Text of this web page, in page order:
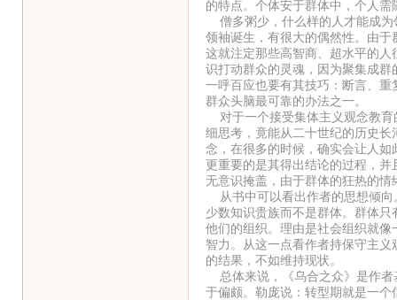
的特点。个体安于群体中，个人需
僧多粥少，什么样的人才能成为
领袖诞生，有很大的偶然性。由
这就注定那些高智商、超水平的
识打动群众的灵魂，因为聚集成
一呼百应也要有其技巧：断言、
群众头脑最可靠的办法之一。
对于一个接受集体主义观念教育
细思考，竟能从二十世纪的历史
念，在很多的时候，确实会让人
更重要的是其得出结论的过程，
无意识掩盖，由于群体的狂热的
从书中可以看出作者的思想倾向
少数知识贵族而不是群体。群体
他们的组织。理由是社会组织就
智力。从这一点看作者持保守主
的结果，不如维持现状。
总体来说，《乌合之众》是作者
于偏颇。勒庞说：转型期就是一